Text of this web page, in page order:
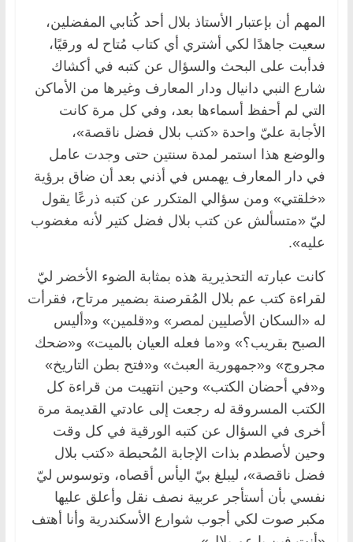
المهم أن بإعتبار الأستاذ بلال أحد كُتابي المفضلين،
سعيت جاهدًا لكي أشتري أي كتاب مُتاح له ورقيًا،
فدأبت على البحث والسؤال عن كتبه في أكشاك
شارع النبي دانيال ودار المعارف وغيرها من الأماكن
التي لم أحفظ أسماءها بعد، وفي كل مرة كانت
الأجابة عليّ واحدة «كتب بلال فضل ناقصة»،
والوضع هذا استمر لمدة سنتين حتى وجدت عامل
في دار المعارف يهمس في أذني بعد أن ضاق برؤية
«خلقتي» ومن سؤالي المتكرر عن كتبه ذرعًا يقول
ليّ «متسألش عن كتب بلال فضل كتير لأنه مغضوب
عليه».
كانت عبارته التحذيرية هذه بمثابة الضوء الأخضر ليّ
لقراءة كتب عم بلال المُقرصنة بضمير مرتاح، فقرأت
له «السكان الأصليين لمصر» و«قلمين» و«أليس
الصبح بقريب؟» و«ما فعله العيان بالميت» و«ضحك
مجروج» و«جمهورية العبث» و«فتح بطن التاريخ»
و«في أحضان الكتب» وحين انتهيت من قراءة كل
الكتب المسروقة له رجعت إلى عادتي القديمة مرة
أخرى في السؤال عن كتبه الورقية في كل وقت
وحين لأصطدم بذات الإجابة المُحبطة «كتب بلال
فضل ناقصة»، ليبلغ بيّ اليأس أقصاه، وتوسوس ليّ
نفسي بأن أستأجر عربية نصف نقل وأعلق عليها
مكبر صوت لكي أجوب شوارع الأسكندرية وأنا أهتف